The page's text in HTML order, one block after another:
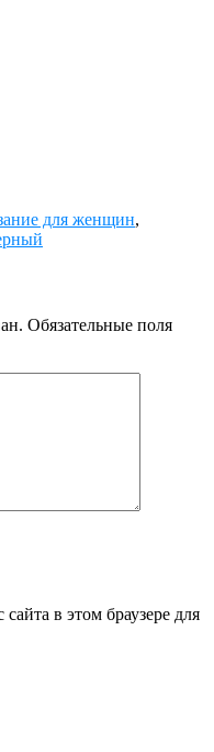
для женщин,
Обязательные поля
в этом браузере для